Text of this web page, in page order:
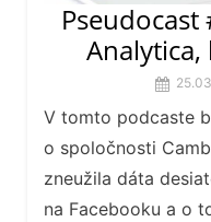
V tomto podcaste
o spoločnosti
zneužila dáta
na Facebooku a o